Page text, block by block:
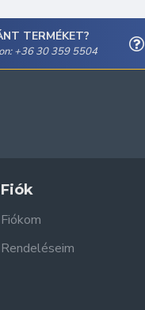
TERMÉKET?
+36 30 359 5504
Fiók
Fiókom
Rendeléseim